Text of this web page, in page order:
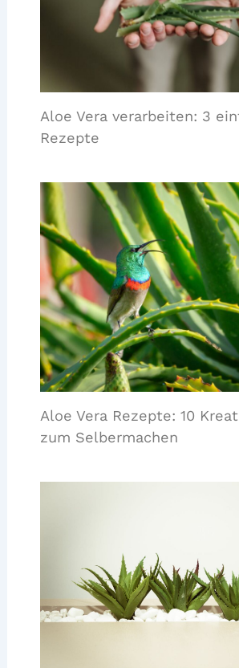
Aloe Vera verarbeiten: 3
Rezepte
Aloe Vera Rezepte: 10
zum Selbermachen